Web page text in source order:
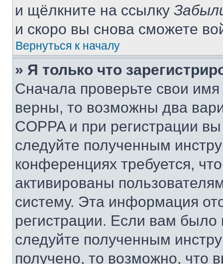
и щёлкните на ссылку
и скоро вы снова сможете
Вернуться к началу
» Я только что
Сначала проверьте свои
верны, то возможны два
COPPA и при регистрации
следуйте полученным
конференциях требуется,
активированы
систему. Эта информация
регистрации. Если вам
следуйте полученным
получено, то возможно, что